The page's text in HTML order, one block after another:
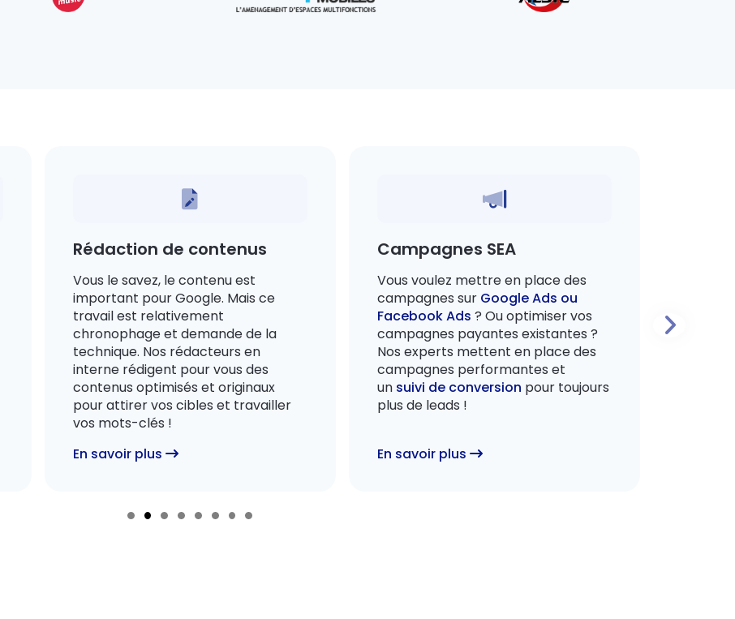
Rédaction de contenus
Vous le savez, le contenu est
important pour Google. Mais ce
travail est relativement
chronophage et demande de la
technique. Nos rédacteurs en
interne rédigent pour vous des
contenus optimisés et originaux
pour attirer vos cibles et travailler
vos mots-clés !
En savoir plus
Campagnes SEA
Vous voulez mettre en place des
campagnes sur Google Ads ou
Facebook Ads ? Ou optimiser vos
campagnes payantes existantes ?
Nos experts mettent en place des
campagnes performantes et
un suivi de conversion pour toujours
plus de leads !
En savoir plus